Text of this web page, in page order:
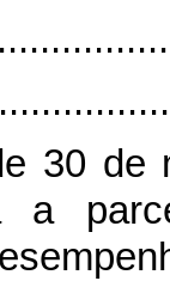
30 de
a